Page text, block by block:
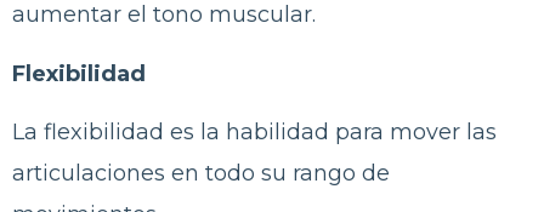
aumentar el tono muscular.
Flexibilidad
La flexibilidad es la habilidad para mover las
articulaciones en todo su rango de